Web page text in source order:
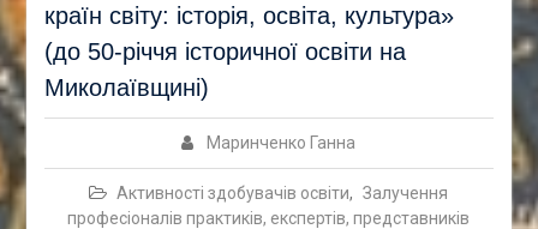
країн світу: історія, освіта, культура»
(до 50-річчя історичної освіти на
Миколаївщині)
Маринченко Ганна
Активності здобувачів освіти, Залучення
професіоналів практиків, експертів, представників